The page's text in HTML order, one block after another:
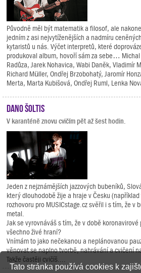
Tato stránka používá cookies k
Původně měl být matematik a filosof, ale
jedním z asi nejvytíženějších a nadmíru
kytaristů u nás. Výčet interpretů, které
produkoval album, hovoří sám za sebe… Michal
Radůza, Jarek Nohavica, Wabi Daněk, Vladimír
Richard Müller, Ondřej Brzobohatý, Jaromír
Merta, Marta Kubišová, Ondřej Ruml, Lenka
Dano Šoltis
V karanténě znovu cvičím pět až šest hodin.
Jeden z nejznámějších jazzových bubeníků,
který dlouhodobě žije a hraje v Česku
rozhovoru pro MUSICstage.cz svěřil i s tím, že v
metal.
Jak se vyrovnáváš s tím, že v době
všechno živé hraní?
Vnímám to jako nečekanou a neplánovanou
věnovat se naplno tvorbě, nahrávání a cvičení
Takže častěji cvičíš....